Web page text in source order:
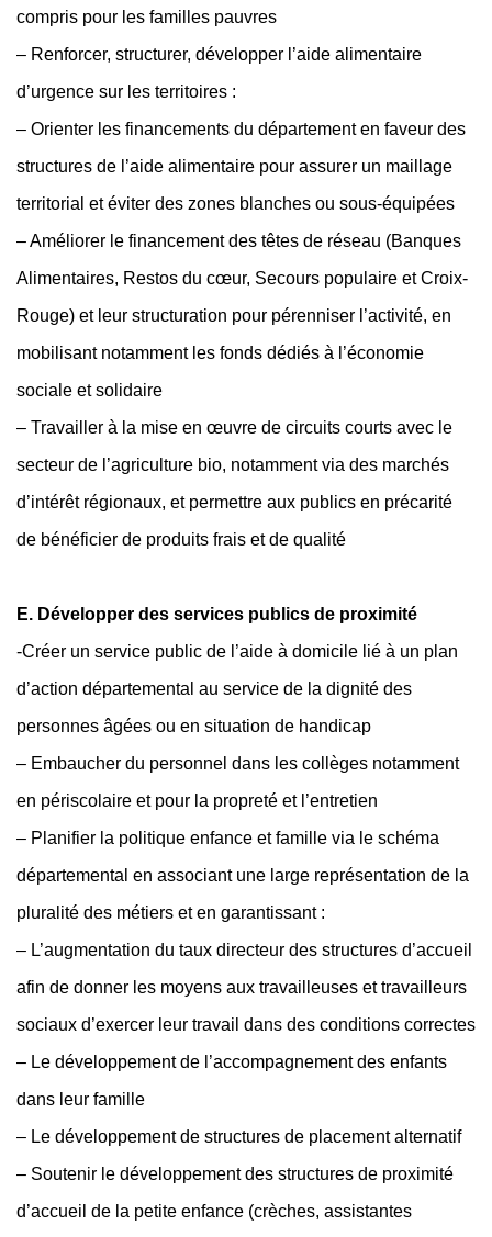
compris pour les familles pauvres
– Renforcer, structurer, développer l’aide alimentaire
d’urgence sur les territoires :
– Orienter les financements du département en faveur des
structures de l’aide alimentaire pour assurer un maillage
territorial et éviter des zones blanches ou sous-équipées
– Améliorer le financement des têtes de réseau (Banques
Alimentaires, Restos du cœur, Secours populaire et Croix-
Rouge) et leur structuration pour pérenniser l’activité, en
mobilisant notamment les fonds dédiés à l’économie
sociale et solidaire
– Travailler à la mise en œuvre de circuits courts avec le
secteur de l’agriculture bio, notamment via des marchés
d’intérêt régionaux, et permettre aux publics en précarité
de bénéficier de produits frais et de qualité
E. Développer des services publics de proximité
-Créer un service public de l’aide à domicile lié à un plan
d’action départemental au service de la dignité des
personnes âgées ou en situation de handicap
– Embaucher du personnel dans les collèges notamment
en périscolaire et pour la propreté et l’entretien
– Planifier la politique enfance et famille via le schéma
départemental en associant une large représentation de la
pluralité des métiers et en garantissant :
– L’augmentation du taux directeur des structures d’accueil
afin de donner les moyens aux travailleuses et travailleurs
sociaux d’exercer leur travail dans des conditions correctes
– Le développement de l’accompagnement des enfants
dans leur famille
– Le développement de structures de placement alternatif
– Soutenir le développement des structures de proximité
d’accueil de la petite enfance (crèches, assistantes